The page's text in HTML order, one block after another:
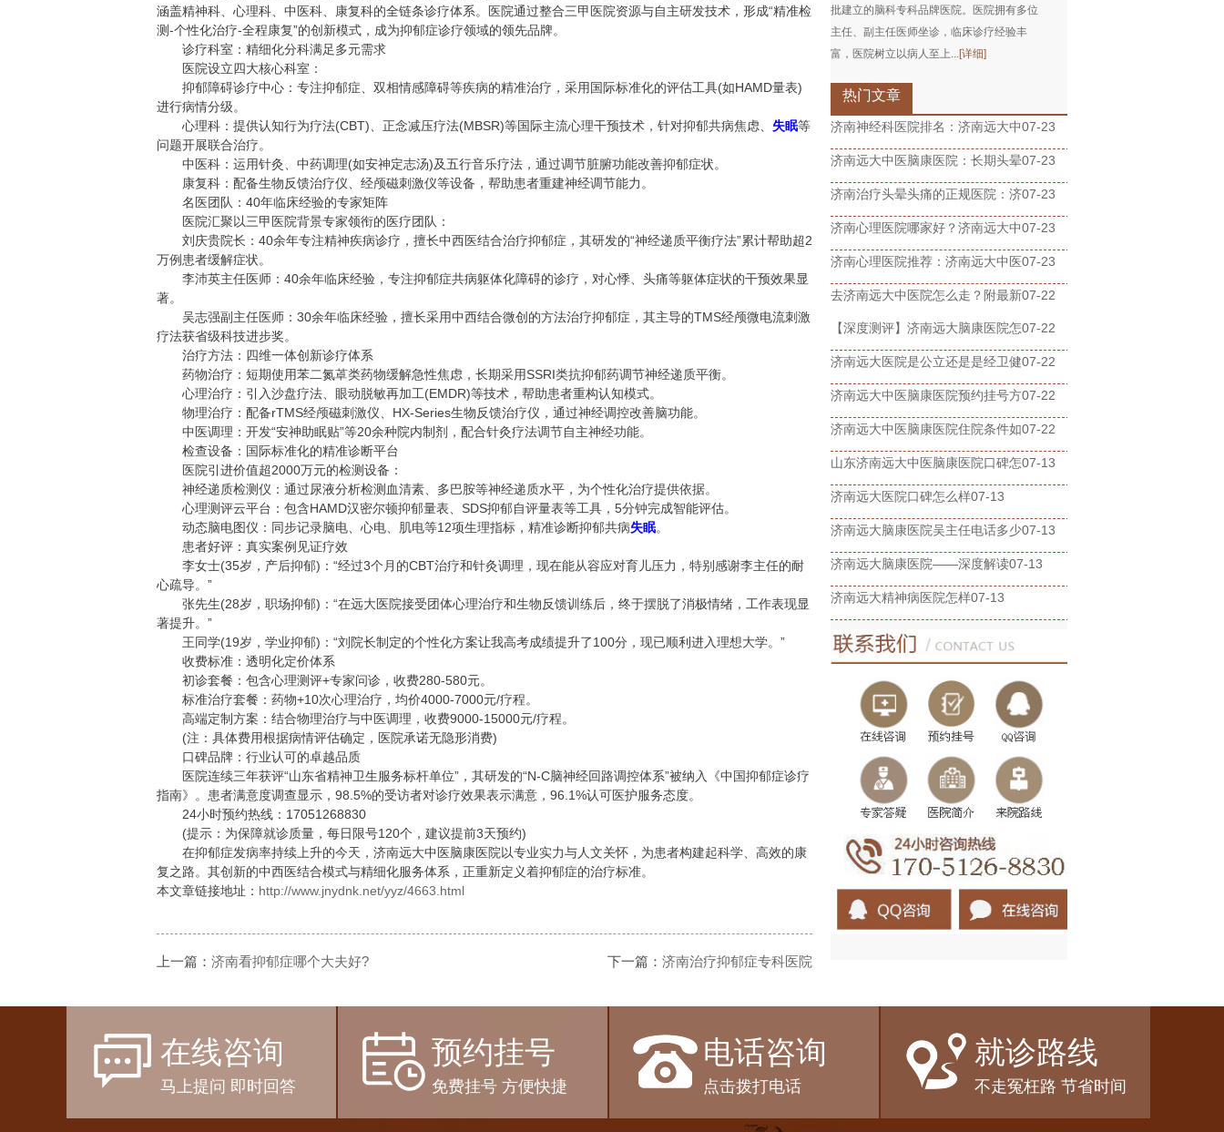
涵盖精神科、心理科、中医科、康复科的全链条诊疗体系。医院通过整合三甲医院资源与自主研发技术，形成“精准检
测-个性化治疗-全程康复”的创新模式，成为抑郁症诊疗领域的领先品牌。
诊疗科室：精细化分科满足多元需求
医院设立四大核心科室：
抑郁障碍诊疗中心：专注抑郁症、双相情感障碍等疾病的精准治疗，采用国际标准化的评估工具(如HAMD量表)
进行病情分级。
心理科：提供认知行为疗法(CBT)、正念减压疗法(MBSR)等国际主流心理干预技术，针对抑郁共病焦虑、 失眠等
问题开展联合治疗。
中医科：运用针灸、中药调理(如安神定志汤)及五行音乐疗法，通过调节脏腑功能改善抑郁症状。
康复科：配备生物反馈治疗仪、经颅磁刺激仪等设备，帮助患者重建神经调节能力。
名医团队：40年临床经验的专家矩阵
医院汇聚以三甲医院背景专家领衔的医疗团队：
刘庆贵院长：40余年专注精神疾病诊疗，擅长中西医结合治疗抑郁症，其研发的“神经递质平衡疗法”累计帮助超2
万例患者缓解症状。
李沛英主任医师：40余年临床经验，专注抑郁症共病躯体化障碍的诊疗，对心悸、头痛等躯体症状的干预效果显
著。
吴志强副主任医师：30余年临床经验，擅长采用中西结合微创的方法治疗抑郁症，其主导的TMS经颅微电流刺激
疗法获省级科技进步奖。
治疗方法：四维一体创新诊疗体系
药物治疗：短期使用苯二氮䓬类药物缓解急性焦虑，长期采用SSRI类抗抑郁药调节神经递质平衡。
心理治疗：引入沙盘疗法、眼动脱敏再加工(EMDR)等技术，帮助患者重构认知模式。
物理治疗：配备rTMS经颅磁刺激仪、HX-Series生物反馈治疗仪，通过神经调控改善脑功能。
中医调理：开发“安神助眠贴”等20余种院内制剂，配合针灸疗法调节自主神经功能。
检查设备：国际标准化的精准诊断平台
医院引进价值超2000万元的检测设备：
神经递质检测仪：通过尿液分析检测血清素、多巴胺等神经递质水平，为个性化治疗提供依据。
心理测评云平台：包含HAMD汉密尔顿抑郁量表、SDS抑郁自评量表等工具，5分钟完成智能评估。
动态脑电图仪：同步记录脑电、心电、肌电等12项生理指标，精准诊断抑郁共病失眠。
患者好评：真实案例见证疗效
李女士(35岁，产后抑郁)：“经过3个月的CBT治疗和针灸调理，现在能从容应对育儿压力，特别感谢李主任的耐
心疏导。”
张先生(28岁，职场抑郁)：“在远大医院接受团体心理治疗和生物反馈训练后，终于摆脱了消极情绪，工作表现显
著提升。”
王同学(19岁，学业抑郁)：“刘院长制定的个性化方案让我高考成绩提升了100分，现已顺利进入理想大学。”
收费标准：透明化定价体系
初诊套餐：包含心理测评+专家问诊，收费280-580元。
标准治疗套餐：药物+10次心理治疗，均价4000-7000元/疗程。
高端定制方案：结合物理治疗与中医调理，收费9000-15000元/疗程。
(注：具体费用根据病情评估确定，医院承诺无隐形消费)
口碑品牌：行业认可的卓越品质
医院连续三年获评“山东省精神卫生服务标杆单位”，其研发的“N-C脑神经回路调控体系”被纳入《中国抑郁症诊疗
指南》。患者满意度调查显示，98.5%的受访者对诊疗效果表示满意，96.1%认可医护服务态度。
24小时预约热线：17051268830
(提示：为保障就诊质量，每日限号120个，建议提前3天预约)
在抑郁症发病率持续上升的今天，济南远大中医脑康医院以专业实力与人文关怀，为患者构建起科学、高效的康
复之路。其创新的中西医结合模式与精细化服务体系，正重新定义着抑郁症的治疗标准。
本文章链接地址： http://www.jnydnk.net/yyz/4663.html
上一篇： 济南看抑郁症哪个大夫好? 下一篇： 济南治疗抑郁症专科医院
批建立的脑科专科品牌医院。医院拥有多位
主任、副主任医师坐诊，临床诊疗经验丰
富，医院树立以病人至上... [详细]
热门文章
济南神经科医院排名：济南远大中07-23
济南远大中医脑康医院：长期头晕07-23
济南治疗头晕头痛的正规医院：济07-23
济南心理医院哪家好？济南远大中07-23
济南心理医院推荐：济南远大中医07-23
去济南远大中医院怎么走？附最新07-22
【深度测评】济南远大脑康医院怎07-22
济南远大医院是公立还是是经卫健07-22
济南远大中医脑康医院预约挂号方07-22
济南远大中医脑康医院住院条件如07-22
山东济南远大中医脑康医院口碑怎07-13
济南远大医院口碑怎么样07-13
济南远大脑康医院吴主任电话多少07-13
济南远大脑康医院——深度解读07-13
济南远大精神病医院怎样07-13
在线咨询
马上提问 即时回答
预约挂号
免费挂号 方便快捷
电话咨询
点击拨打电话
就诊路线
不走冤枉路 节省时间